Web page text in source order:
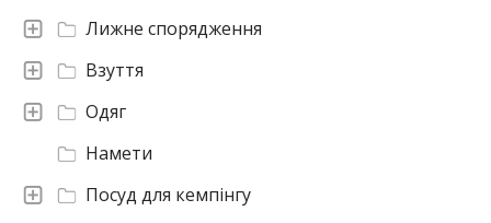
Посуд для кемпінгу
Намети
Одяг
Взуття
Лижне спорядження